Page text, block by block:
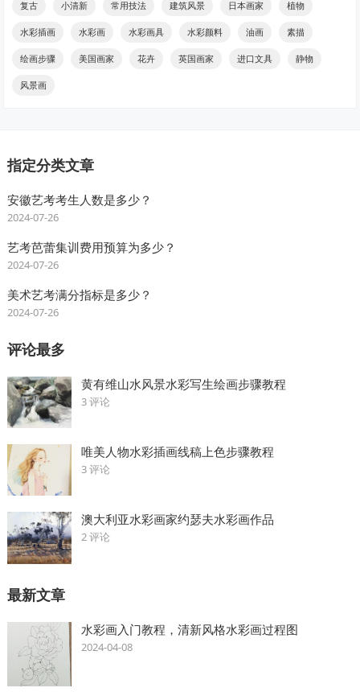
复古 小清新 常用技法 建筑风景 日本画家 植物
水彩插画 水彩画 水彩画具 水彩颜料 油画 素描
绘画步骤 美国画家 花卉 英国画家 进口文具 静物
风景画
指定分类文章
安徽艺考考生人数是多少？
2024-07-26
艺考芭蕾集训费用预算为多少？
2024-07-26
美术艺考满分指标是多少？
2024-07-26
评论最多
黄有维山水风景水彩写生绘画步骤教程
3 评论
唯美人物水彩插画线稿上色步骤教程
3 评论
澳大利亚水彩画家约瑟夫水彩画作品
2 评论
最新文章
水彩画入门教程，清新风格水彩画过程图
2024-04-08